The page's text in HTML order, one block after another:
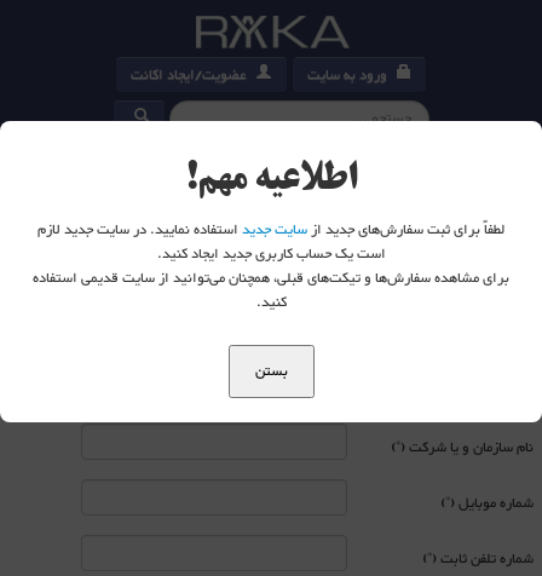
ورود به سایت عضویت/ایجاد اکانت
کارت خرید
شما اینجا هستید:خانه
نام سازمان و یا شرکت (*)
شماره موبایل (*)
شماره تلفن ثابت (*)
اطلاعیه مهم!
لطفاً برای ثبت سفارش‌های جدید ازسایت جدیداستفاده نمایید. در سایت جدید لازم
است یک حساب کاربری جدید ایجاد کنید.
برای مشاهده سفارش‌ها و تیکت‌های قبلی، همچنان می‌توانید از سایت قدیمی استفاده
کنید.
بستن